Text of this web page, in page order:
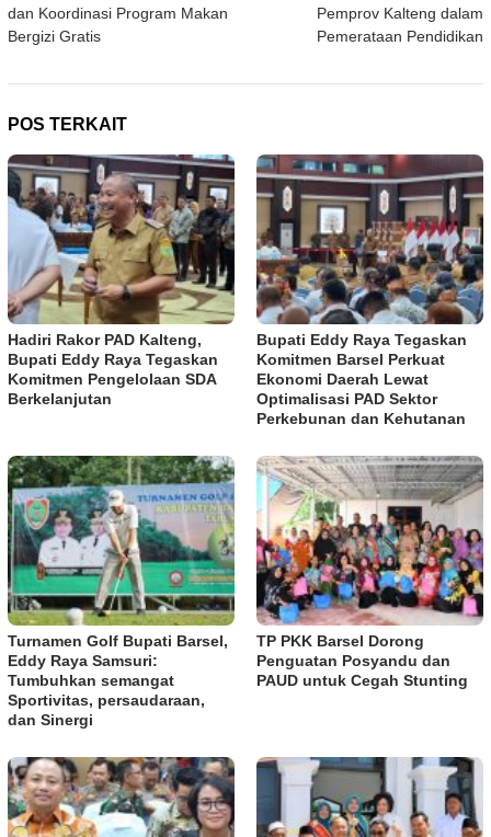
dan Koordinasi Program Makan
Bergizi Gratis
Pemprov Kalteng dalam
Pemerataan Pendidikan
POS TERKAIT
Hadiri Rakor PAD Kalteng,
Bupati Eddy Raya Tegaskan
Komitmen Pengelolaan SDA
Berkelanjutan
Bupati Eddy Raya Tegaskan
Komitmen Barsel Perkuat
Ekonomi Daerah Lewat
Optimalisasi PAD Sektor
Perkebunan dan Kehutanan
Turnamen Golf Bupati Barsel,
Eddy Raya Samsuri:
Tumbuhkan semangat
Sportivitas, persaudaraan,
dan Sinergi
TP PKK Barsel Dorong
Penguatan Posyandu dan
PAUD untuk Cegah Stunting